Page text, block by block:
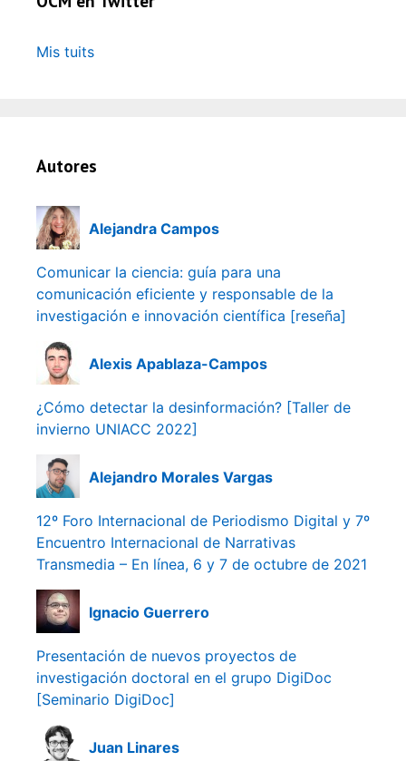
Mis tuits
Autores
Alejandra Campos
Comunicar la ciencia: guía para una
comunicación eficiente y responsable de la
investigación e innovación científica [reseña]
Alexis Apablaza-Campos
¿Cómo detectar la desinformación? [Taller de
invierno UNIACC 2022]
Alejandro Morales Vargas
12º Foro Internacional de Periodismo Digital y 7º
Encuentro Internacional de Narrativas
Transmedia – En línea, 6 y 7 de octubre de 2021
Ignacio Guerrero
Presentación de nuevos proyectos de
investigación doctoral en el grupo DigiDoc
[Seminario DigiDoc]
Juan Linares